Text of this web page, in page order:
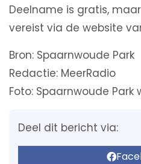
Deelname is gratis,
vereist via de website
Bron: Spaarnwoude Park
Redactie: MeerRadio
Foto: Spaarnwoude Park
Deel dit bericht via: